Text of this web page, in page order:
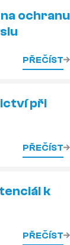
ochranu
PŘEČÍST
při
PŘEČÍST
k
PŘEČÍST